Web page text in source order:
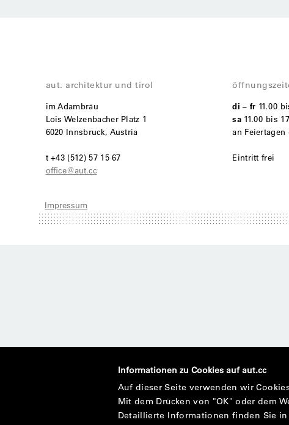
aut. architektur und tirol
im Adambräu
Lois Welzenbacher Platz 1
6020 Innsbruck, Austria
t +43 (512) 57 15 67
office@aut.cc
di – fr 11.00
sa11.00 bis
an Feiertagen
Eintritt frei
Impressum
Informationen zu Cookies auf aut.cc
Auf dieser Seite verwenden wir
Mit dem Drücken von "OK" oder dem
Detaillierte Informationen finden Sie